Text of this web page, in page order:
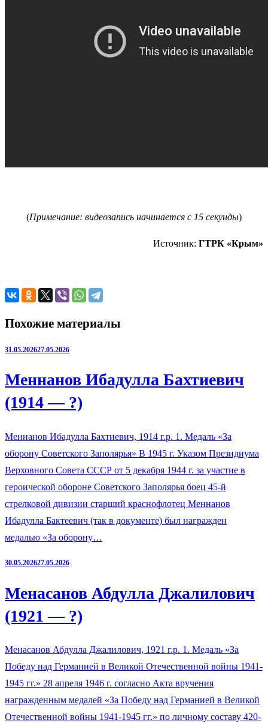
(Примечание: видеозапись начинается с 15 секунды)
Источник: ГТРК «Крым»
Похожие материалы
31.05.202627.05.2026
Меннанов Ибадулла Бахтиевич
(1914 — ?)
Меннанов Ибадулла Бахтиевич, 1914 г.р. 1. Медаль «За
оборону Советского Заполярья» В 1945 г. Указом Президиума
Верховного Совета СССР от 5 декабря 1944 г. за участие в
героической обороне Советского Заполярья боец 45-й
стрелковой дивизии старший краснофлотец Меннанов
Ибадулла Бактеевич (так в документе) был награжден
медалью «За оборону…
30.05.202627.05.2026
Менасанов Абдулла Джалилович
(1921 — ?)
Менасанов Абдулла Джалилович, 1921 г.р. 1. Медаль «За
Победу над Германией в Великой Отечественной войны 1941-
1945 гг.» 28 апреля 1946 г. согласно Акта вручения
награжденным медалей «За Победу над Германией в Великой
Отечественной войны 1941-1945 гг.» по личному составу 420-